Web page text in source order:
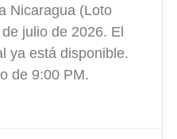
Nicaragua (Loto
julio de 2026. El
ya está disponible.
de 9:00 PM.